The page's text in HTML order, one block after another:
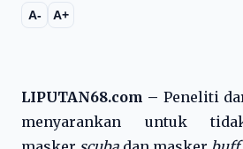
A- A+
LIPUTAN68.com – Peneliti
menyarankan untuk